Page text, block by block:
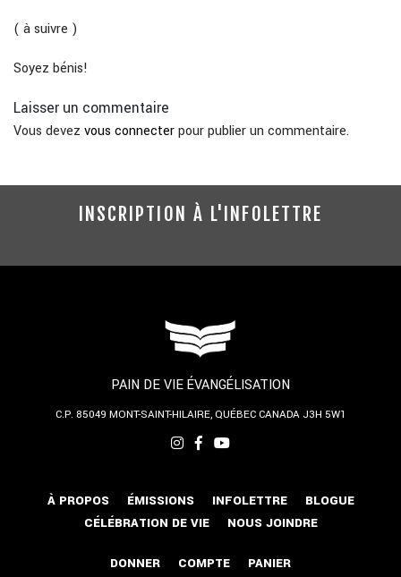
( à suivre )
Soyez bénis!
Laisser un commentaire
Vous devez vous connecterpour publier un commentaire.
INSCRIPTION À L'INFOLETTRE
PAIN DE VIE ÉVANGÉLISATION
C.P. 85049 MONT-SAINT-HILAIRE, QUÉBECCANADA J3H 5W1
À PROPOS ÉMISSIONS INFOLETTRE
BLOGUE
CÉLÉBRATION DE VIE
NOUS JOINDRE
DONNER COMPTE
PANIER